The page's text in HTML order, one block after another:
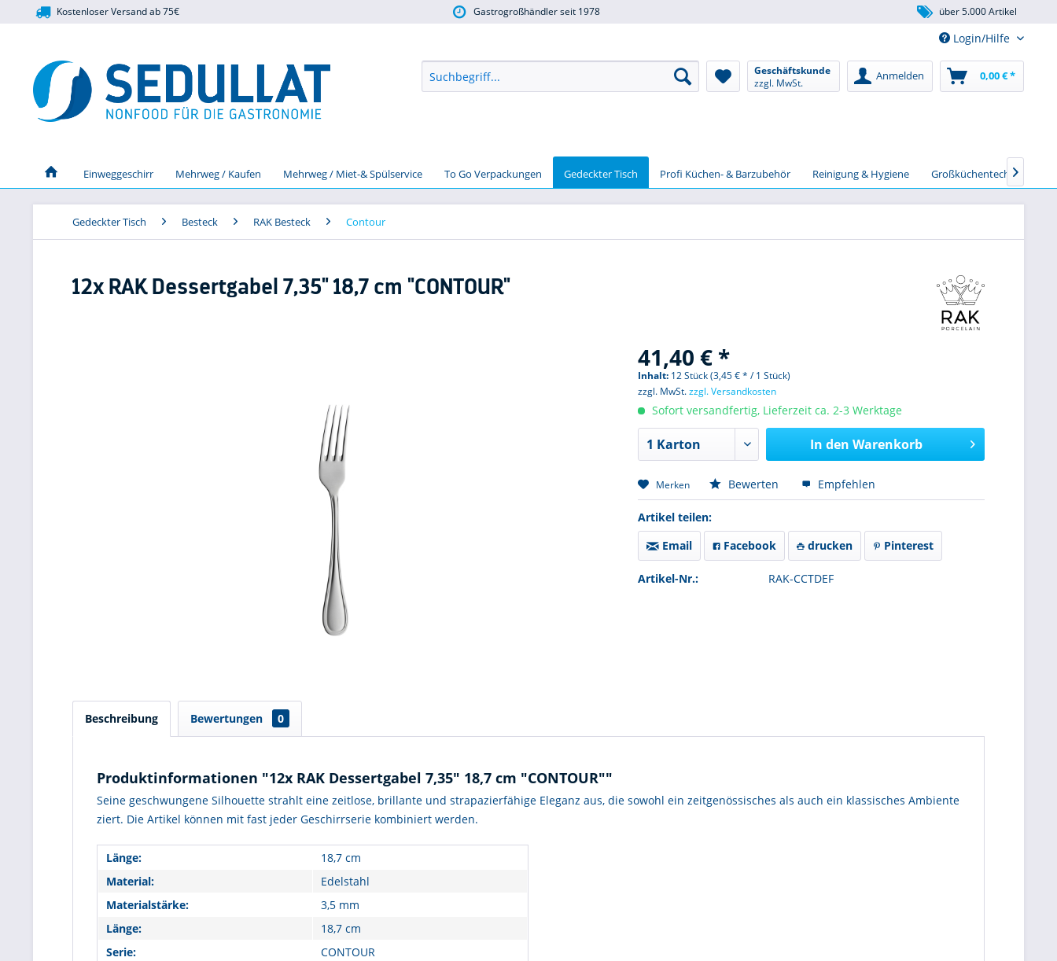
Kostenloser Versand ab 75€ Gastrogroßhändler seit 1978 über 5.000 Artikel
Login/Hilfe
Geschäftskunde
zzgl. MwSt.
Anmelden 0,00 € *
Einweggeschirr Mehrweg / Kaufen Mehrweg / Miet-& Spülservice To Go Verpackungen Gedeckter Tisch Profi Küchen- & Barzubehör Reinigung & Hygiene Großküchentechnik

Gedeckter Tisch Besteck RAK Besteck Contour
12x RAK Dessertgabel 7,35" 18,7 cm "CONTOUR"
41,40 € *
Inhalt: 12 Stück (3,45 € * / 1 Stück)
zzgl. MwSt.zzgl. Versandkosten
Sofort versandfertig, Lieferzeit ca. 2-3 Werktage
In den Warenkorb
Merken Bewerten Empfehlen
Artikel teilen:
Email
Facebook drucken Pinterest
Artikel-Nr.: RAK-CCTDEF
Beschreibung Bewertungen 0
Produktinformationen "12x RAK Dessertgabel 7,35" 18,7 cm "CONTOUR""
Seine geschwungene Silhouette strahlt eine zeitlose, brillante und strapazierfähige Eleganz aus, die sowohl ein zeitgenössisches als auch ein klassisches Ambiente
ziert. Die Artikel können mit fast jeder Geschirrserie kombiniert werden.
Länge:
18,7 cm
Material:
Edelstahl
Materialstärke:
3,5 mm
Länge:
18,7 cm
Serie:
CONTOUR